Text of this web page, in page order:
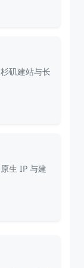
矶建站与长
生 IP 与建